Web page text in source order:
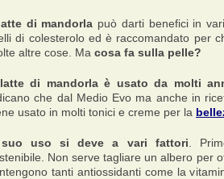
di mandorla può darti benefici in
di colesterolo ed è raccomandato per
altre cose. Ma cosa fa sulla pelle?
di mandorla è usato da molti
che dal Medio Evo ma anche in
usato in molti tonici e creme per la
uso si deve a vari fattori .
Non serve tagliare un albero per
tanti antiossidanti come la